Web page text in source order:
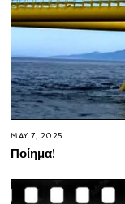
MAY 7, 2025
Ποίημα!